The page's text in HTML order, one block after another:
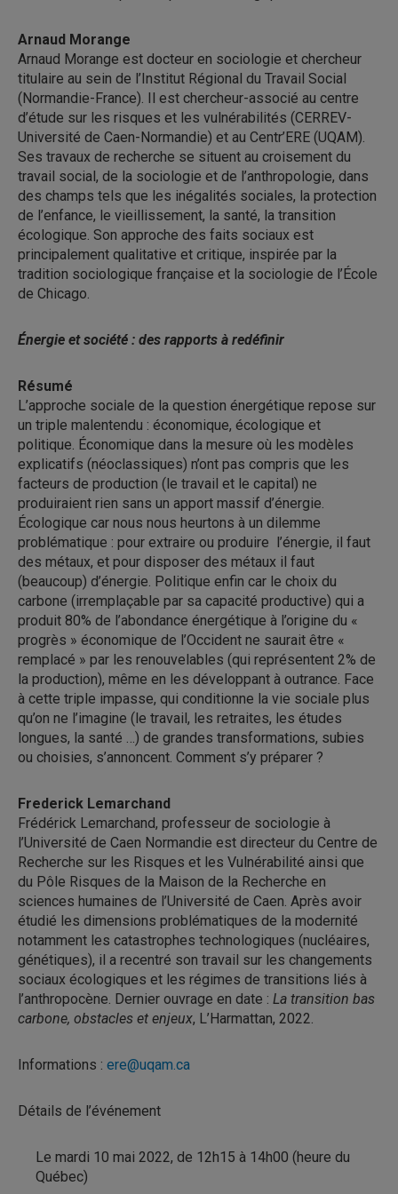
Arnaud Morange
Arnaud Morange est docteur en sociologie et chercheur
titulaire au sein de l’Institut Régional du Travail Social
(Normandie-France). Il est chercheur-associé au centre
d’étude sur les risques et les vulnérabilités (CERREV-
Université de Caen-Normandie) et au Centr’ERE (UQAM).
Ses travaux de recherche se situent au croisement du
travail social, de la sociologie et de l’anthropologie, dans
des champs tels que les inégalités sociales, la protection
de l’enfance, le vieillissement, la santé, la transition
écologique. Son approche des faits sociaux est
principalement qualitative et critique, inspirée par la
tradition sociologique française et la sociologie de l’École
de Chicago.
Énergie et société : des rapports à redéfinir
Résumé
L’approche sociale de la question énergétique repose sur
un triple malentendu : économique, écologique et
politique. Économique dans la mesure où les modèles
explicatifs (néoclassiques) n’ont pas compris que les
facteurs de production (le travail et le capital) ne
produiraient rien sans un apport massif d’énergie.
Écologique car nous nous heurtons à un dilemme
problématique : pour extraire ou produire l’énergie, il faut
des métaux, et pour disposer des métaux il faut
(beaucoup) d’énergie. Politique enfin car le choix du
carbone (irremplaçable par sa capacité productive) qui a
produit 80% de l’abondance énergétique à l’origine du «
progrès » économique de l’Occident ne saurait être «
remplacé » par les renouvelables (qui représentent 2% de
la production), même en les développant à outrance. Face
à cette triple impasse, qui conditionne la vie sociale plus
qu’on ne l’imagine (le travail, les retraites, les études
longues, la santé …) de grandes transformations, subies
ou choisies, s’annoncent. Comment s’y préparer ?
Frederick Lemarchand
Frédérick Lemarchand, professeur de sociologie à
l’Université de Caen Normandie est directeur du Centre de
Recherche sur les Risques et les Vulnérabilité ainsi que
du Pôle Risques de la Maison de la Recherche en
sciences humaines de l’Université de Caen. Après avoir
étudié les dimensions problématiques de la modernité
notamment les catastrophes technologiques (nucléaires,
génétiques), il a recentré son travail sur les changements
sociaux écologiques et les régimes de transitions liés à
l’anthropocène. Dernier ouvrage en date : La transition bas
carbone, obstacles et enjeux, L’Harmattan, 2022.
Informations : ere@uqam.ca
Détails de l’événement
Le mardi 10 mai 2022, de 12h15 à 14h00 (heure du
Québec)